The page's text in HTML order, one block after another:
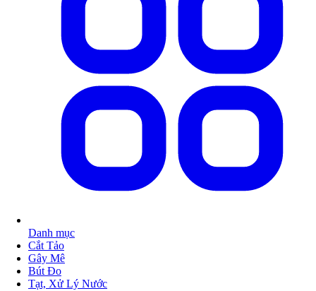
Danh mục
Cắt Tảo
Gây Mê
Bút Đo
Tạt, Xử Lý Nước